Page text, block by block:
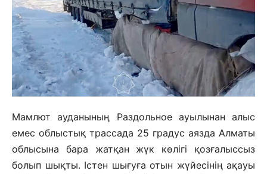
Мамлют ауданының Раздольное ауылынан алыс
емес облыстық трассада 25 градус аязда Алматы
облысына бара жатқан жүк көлігі қозғалыссыз
болып шықты. Істен шығуға отын жүйесінің ақауы